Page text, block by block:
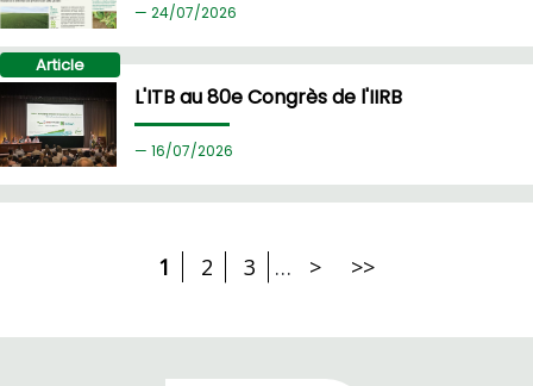
24/07/2026
Article
L'ITB au 80e Congrès de l'IIRB
16/07/2026
1 2 3 … > >>